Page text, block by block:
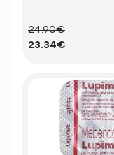
24.90€
23.34€